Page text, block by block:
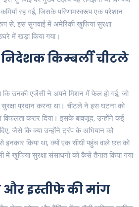
रह गईं, जिसके परिणामस्वरूप एक परेशान
से, इस सुनवाई में अमेरिकी खुफिया सुरक्षा
में खड़ा किया गया।
किम्बर्ली चीटले
कि उनकी एजेंसी ने अपने मिशन में फेल हो गई, जो
सुरक्षा प्रदान करना था। चीटले ने इस घटना को
करार दिया। इसके बावजूद, उन्होंने कई
जैसे कि क्या उन्होंने ट्रंप के अभियान को
इनकार किया था, क्यों एक सीधी पहुंच वाले छत को
में खुफिया सुरक्षा संसाधनों को कैसे तैनात किया गया
और इस्तीफे की मांग